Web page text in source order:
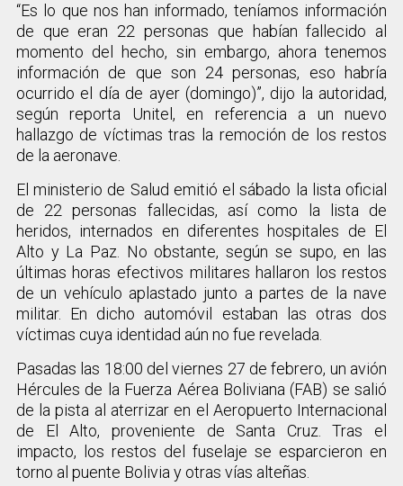
“Es lo que nos han informado, teníamos información
de que eran 22 personas que habían fallecido al
momento del hecho, sin embargo, ahora tenemos
información de que son 24 personas, eso habría
ocurrido el día de ayer (domingo)”, dijo la autoridad,
según reporta Unitel, en referencia a un nuevo
hallazgo de víctimas tras la remoción de los restos
de la aeronave.
El ministerio de Salud emitió el sábado la lista oficial
de 22 personas fallecidas, así como la lista de
heridos, internados en diferentes hospitales de El
Alto y La Paz. No obstante, según se supo, en las
últimas horas efectivos militares hallaron los restos
de un vehículo aplastado junto a partes de la nave
militar. En dicho automóvil estaban las otras dos
víctimas cuya identidad aún no fue revelada.
Pasadas las 18:00 del viernes 27 de febrero, un avión
Hércules de la Fuerza Aérea Boliviana (FAB) se salió
de la pista al aterrizar en el Aeropuerto Internacional
de El Alto, proveniente de Santa Cruz. Tras el
impacto, los restos del fuselaje se esparcieron en
torno al puente Bolivia y otras vías alteñas.